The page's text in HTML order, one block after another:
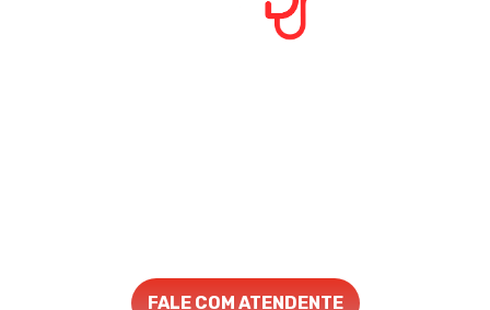
FALE COM ATENDENTE